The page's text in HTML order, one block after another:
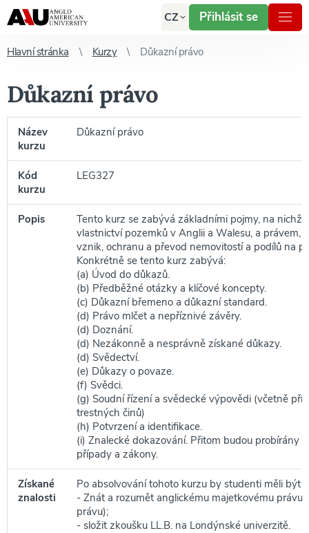
CZ Přihlásit se
Hlavní stránka Kurzy Důkazní právo
Důkazní právo
Název
kurzu
Důkazní právo
Kód
kurzu
LEG327
Popis
Tento kurz se zabývá základními pojmy, na nichž
vlastnictví pozemků v Anglii a Walesu, a právem,
vznik, ochranu a převod nemovitostí a podílů na
Konkrétně se tento kurz zabývá:
(a) Úvod do důkazů.
(b) Předběžné otázky a klíčové koncepty.
(c) Důkazní břemeno a důkazní standard.
(d) Právo mlčet a nepříznivé závěry.
(d) Doznání.
(d) Nezákonně a nesprávně získané důkazy.
(d) Svědectví.
(e) Důkazy o povaze.
(f) Svědci.
(g) Soudní řízení a svědecké výpovědi (včetně
trestných činů)
(h) Potvrzení a identifikace.
(i) Znalecké dokazování. Přitom budou probírány
případy a zákony.
Získané
znalosti
Po absolvování tohoto kurzu by studenti měli být
- Znát a rozumět anglickému majetkovému právu
právu);
- složit zkoušku LL.B. na Londýnské univerzitě.